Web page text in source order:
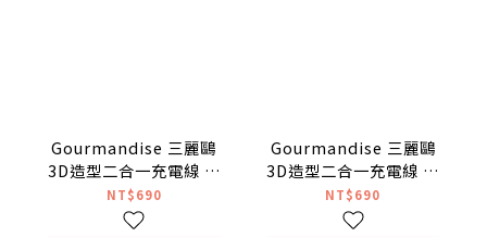
Gourmandise 三麗鷗
3D造型二合一充電線 日
本國內版 美樂蒂
NT$690
Gourmandise 三麗鷗
3D造型二合一充電線 日
本國內版 Hello Kitty
NT$690